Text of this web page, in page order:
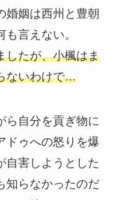
婚姻は西州と豊朝
言えない。
したが、小楓はま
ないわけで…
ら自分を貢ぎ物に
ドゥへの怒りを爆
自害しようとした
知らなかったのだ